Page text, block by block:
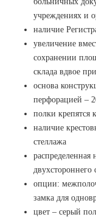
учреждениях и
наличие
увеличение
сохранении
склада вдвое
основа
перфорацией –
полки крепятся
наличие
стеллажа
распределенная
двухстороннего
опции:
замка для
цвет – серый